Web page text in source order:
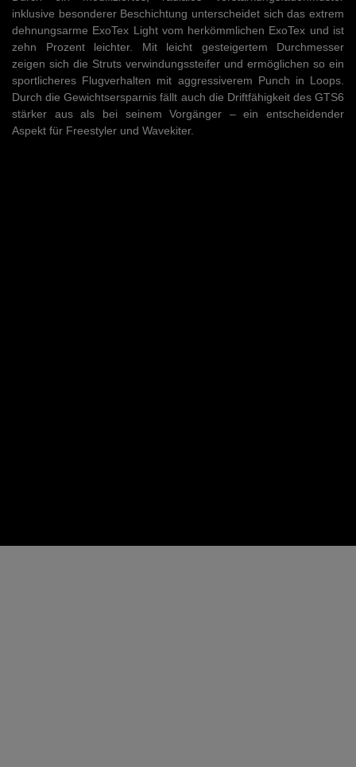
inklusive besonderer Beschichtung unterscheidet sich das extrem
dehnungsarme ExoTex Light vom herkömmlichen ExoTex und ist
zehn Prozent leichter. Mit leicht gesteigertem Durchmesser
zeigen sich die Struts verwindungssteifer und ermöglichen so ein
sportlicheres Flugverhalten mit aggressiverem Punch in Loops.
Durch die Gewichtsersparnis fällt auch die Driftfähigkeit des GTS6
stärker aus als bei seinem Vorgänger – ein entscheidender
Aspekt für Freestyler und Wavekiter.